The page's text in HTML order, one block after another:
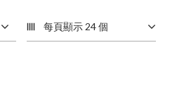
每頁顯示 24 個